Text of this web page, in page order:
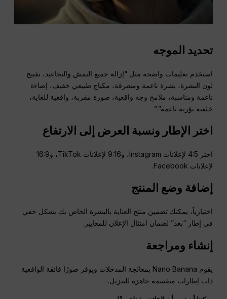
تحديد الموجه
استخدم تعليمات واضحة مثل “إزالة جميع النمش والتجاعيد، تفتيح
لون البشرة، بشرة ناعمة ومشرقة، مكياج طبيعي خفيف، إضاءة
ناعمة ومناسبة، ملامح وجه واقعية، صورة مقربة، واقعية للغاية،
خلفية بؤرية ناعمة”.”
اختر الإطار ونسبة العرض إلى الارتفاع
اختر 4:5 لإعلانات Instagram، و9:16 لإعلانات TikTok، و16:9
لإعلانات Facebook.
إضافة وضع المنتج
اختيارياً، يمكنك تضمين منتج العناية بالبشرة الخاص بك بشكل خفي
في إطار “بعد” لضمان امتثال الإعلان للمعايير.
إنشاء ومراجعة
يقوم Nano Banana بمعالجة المدخلات ويوفر صورًا فائقة الواقعية
ذات إطارات منقسمة جاهزة للتنزيل.